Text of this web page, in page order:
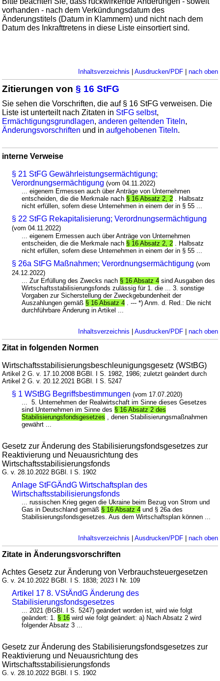
vorhanden - nach dem Verkündungsdatum des
Änderungstitels (Datum in Klammern) und nicht nach dem
Datum des Inkrafttretens in diese Liste einsortiert sind.
Inhaltsverzeichnis Ausdrucken/PDF| nach oben
Zitierungen von§ 16 StFG
Sie sehen die Vorschriften, die auf § 16 StFG verweisen. Die
Liste ist unterteilt nach Zitaten in StFG selbst,
Ermächtigungsgrundlagen,anderen geltenden Titeln,
Änderungsvorschriften und inaufgehobenen Titeln.
interne Verweise
§ 21 StFG Gewährleistungsermächtigung;
Verordnungsermächtigung (vom 04.11.2022)
... eigenem Ermessen auch über Anträge von Unternehmen
entscheiden, die die Merkmale nach § 16 Absatz 2, 2 . Halbsatz
nicht erfüllen, sofern diese Unternehmen in einem der in § 55 ...
§ 22 StFG Rekapitalisierung; Verordnungsermächtigung
(vom 04.11.2022)
... eigenem Ermessen auch über Anträge von Unternehmen
entscheiden, die die Merkmale nach § 16 Absatz 2, 2 . Halbsatz
nicht erfüllen, sofern diese Unternehmen in einem der in § 55 ...
§ 26a StFG Maßnahmen; Verordnungsermächtigung (vom
24.12.2022)
... Zur Erfüllung des Zwecks nach § 16 Absatz 4 sind Ausgaben des
Wirtschaftsstabilisierungsfonds zulässig für 1. die ... 3. sonstige
Vorgaben zur Sicherstellung der Zweckgebundenheit der
Auszahlungen gemäß § 16 Absatz 4 . --- *) Anm. d. Red.: Die nicht
durchführbare Änderung in Artikel ...
Inhaltsverzeichnis Ausdrucken/PDF| nach oben
Zitat in folgenden Normen
Wirtschaftsstabilisierungsbeschleunigungsgesetz (WStBG)
Artikel 2 G. v. 17.10.2008 BGBl. I S. 1982, 1986; zuletzt geändert durch
Artikel 2 G. v. 20.12.2021 BGBl. I S. 5247
§ 1 WStBG Begriffsbestimmungen (vom 17.07.2020)
... 5. Unternehmen der Realwirtschaft im Sinne dieses Gesetzes
sind Unternehmen im Sinne des § 16 Absatz 2 des
Stabilisierungsfondsgesetzes , denen Stabilisierungsmaßnahmen
gewährt ...
Gesetz zur Änderung des Stabilisierungsfondsgesetzes zur
Reaktivierung und Neuausrichtung des
Wirtschaftsstabilisierungsfonds
G. v. 28.10.2022 BGBl. I S. 1902
Anlage StFGÄndG Wirtschaftsplan des
Wirtschaftsstabilisierungsfonds
... russischen Krieg gegen die Ukraine beim Bezug von Strom und
Gas in Deutschland gemäß § 16 Absatz 4 und § 26a des
Stabilisierungsfondsgesetzes. Aus dem Wirtschaftsplan können ...
Inhaltsverzeichnis Ausdrucken/PDF| nach oben
Zitate in Änderungsvorschriften
Achtes Gesetz zur Änderung von Verbrauchsteuergesetzen
G. v. 24.10.2022 BGBl. I S. 1838; 2023 I Nr. 109
Artikel 17 8. VStÄndG Änderung des
Stabilisierungsfondsgesetzes
... 2021 (BGBl. I S. 5247) geändert worden ist, wird wie folgt
geändert: 1. § 16 wird wie folgt geändert: a) Nach Absatz 2 wird
folgender Absatz 3 ...
Gesetz zur Änderung des Stabilisierungsfondsgesetzes zur
Reaktivierung und Neuausrichtung des
Wirtschaftsstabilisierungsfonds
G. v. 28.10.2022 BGBl. I S. 1902